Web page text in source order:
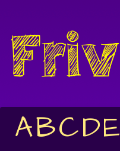
ABCDE